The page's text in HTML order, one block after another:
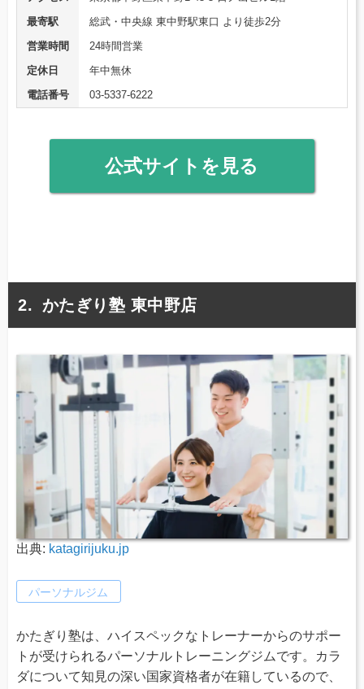
最寄駅
総武・中央線 東中野駅東口 より徒歩2分
営業時間
24時間営業
定休日
年中無休
電話番号
03-5337-6222
公式サイトを見る
かたぎり塾 東中野店
出典: katagirijuku.jp
パーソナルジム
かたぎり塾は、ハイスペックなトレーナーからのサポー
トが受けられるパーソナルトレーニングジムです。カラ
ダについて知見の深い国家資格者が在籍しているので、